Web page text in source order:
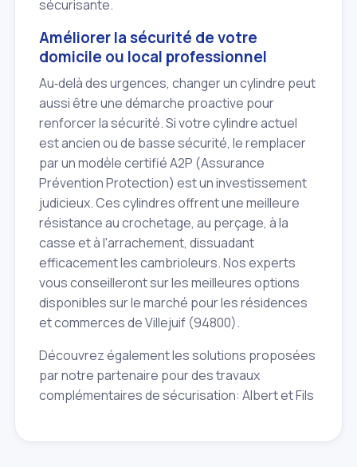
sécurisante.
Améliorer la sécurité de votre
domicile ou local professionnel
Au‑delà des urgences, changer un cylindre peut
aussi être une démarche proactive pour
renforcer la sécurité. Si votre cylindre actuel
est ancien ou de basse sécurité, le remplacer
par un modèle certifié A2P (Assurance
Prévention Protection) est un investissement
judicieux. Ces cylindres offrent une meilleure
résistance au crochetage, au perçage, à la
casse et à l'arrachement, dissuadant
efficacement les cambrioleurs. Nos experts
vous conseilleront sur les meilleures options
disponibles sur le marché pour les résidences
et commerces de Villejuif (94800).
Découvrez également les solutions proposées
par notre partenaire pour des travaux
complémentaires de sécurisation: Albert et Fils